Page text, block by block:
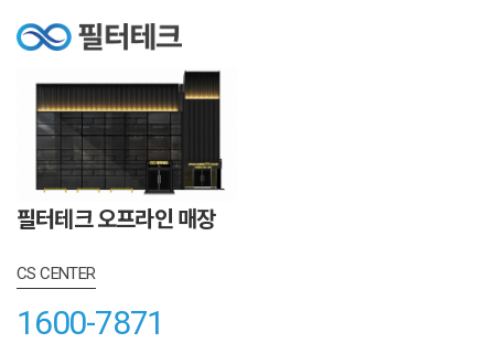
필터테크 오프라인 매장
CS CENTER
1600-7871